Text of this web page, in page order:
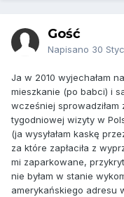
Gość
Napisano 30
Ja w 2010 wyjechałam
mieszkanie (po babci) i
wcześniej sprowadziłam
tygodniowej wizyty w
(ja wysyłałam kaskę
za które zapłaciła z
mi zaparkowane,
nie byłam w stanie
amerykańskiego adresu